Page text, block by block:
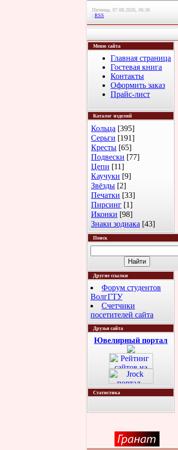
Пятница, 07.08.2026, 06:36
| RSS
Меню сайта
Главная страница
Гостевая книга
Контакты
Оформить заказ
Прайс-лист
Каталог изделий
Кольца [395]
Серьги [191]
Кресты [65]
Подвески [77]
Цепи [11]
Каучуки [9]
Звёзды [2]
Печатки [33]
Пирсинг [1]
Иконки [98]
Знаки зодиака [43]
Поиск
Другие ссылки
Форум студентов
ВолгГТУ
Счетчики
посетителей сайта
Друзья сайта
Ювелирный портал
Статистика